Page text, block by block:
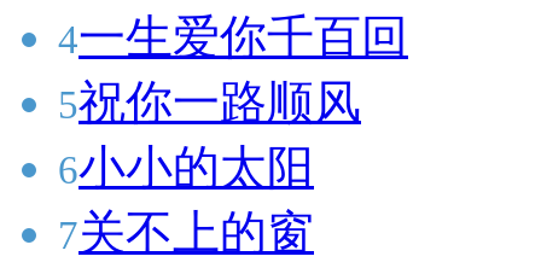
4一生爱你千百回
5祝你一路顺风
6小小的太阳
7关不上的窗